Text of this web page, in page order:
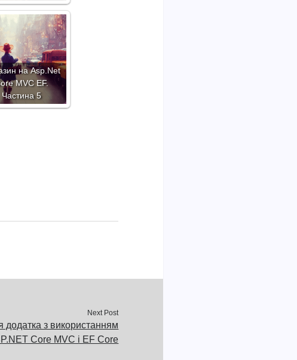
на Asp.Net
MVC EF.
Частина 5
Next Post
додатка з використанням
Core MVC і EF Core